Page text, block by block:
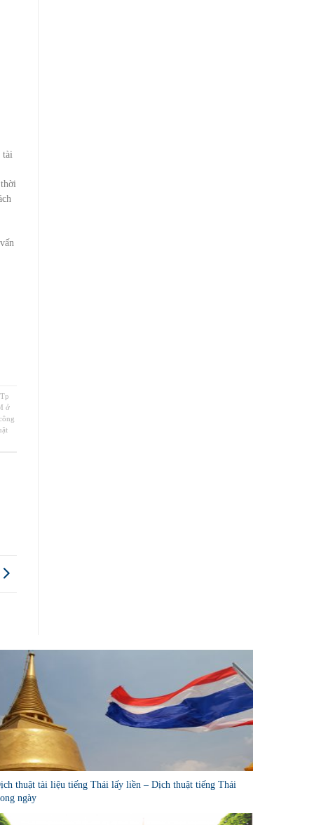
tài
ở
thuật tài liệu tiếng Thái lấy liền – Dịch thuật tiếng Thái
ngày